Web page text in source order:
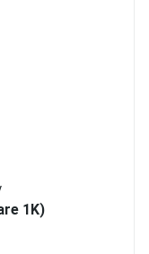
1K)